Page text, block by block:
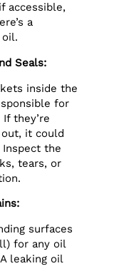
accessible,
a
Seals:
inside the
for
they’re
it could
Inspect the
tears, or
surfaces
for any oil
leaking oil